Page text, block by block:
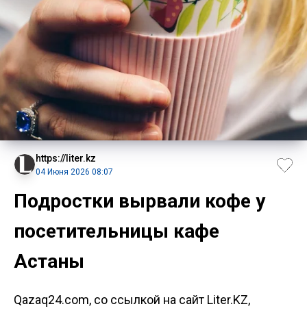
https://liter.kz
04 Июня 2026 08:07
Подростки вырвали кофе у
посетительницы кафе
Астаны
Qazaq24.com, со ссылкой на сайт Liter.KZ,